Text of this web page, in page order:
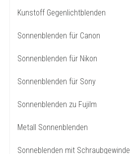
Kunstoff Gegenlichtblenden
Sonnenblenden für Canon
Sonnenblenden für Nikon
Sonnenblenden für Sony
Sonnenblenden zu Fujilm
Metall Sonnenblenden
Sonneblenden mit Schraubgewinde